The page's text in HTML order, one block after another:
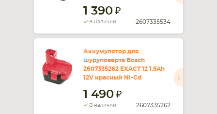
1 390
В наличии 2607335534
Аккумулятор для
шуруповерта Bosch
2607335262 EXACT 12 1.5Ah
12V красный Ni-Cd
1 490
В наличии 2607335262